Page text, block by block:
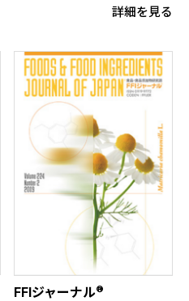
詳細を見る
FFIジャーナル®